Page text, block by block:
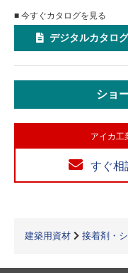
■ 今すぐカタログを見る
デジタルカタロ
ショ
アイカ工
すぐ相
建築用資材 接着剤・